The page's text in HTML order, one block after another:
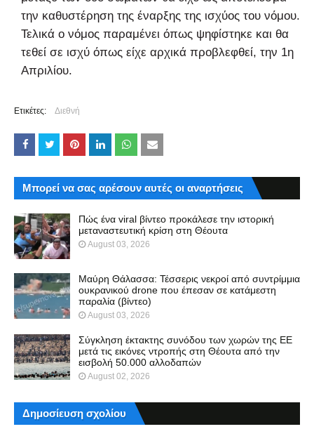
την καθυστέρηση της έναρξης της ισχύος του νόμου.
Τελικά ο νόμος παραμένει όπως ψηφίστηκε και θα
τεθεί σε ισχύ όπως είχε αρχικά προβλεφθεί, την 1η
Απριλίου.
Ετικέτες: Διεθνή
Μπορεί να σας αρέσουν αυτές οι αναρτήσεις
Πώς ένα viral βίντεο προκάλεσε την ιστορική
μεταναστευτική κρίση στη Θέουτα
August 03, 2026
Μαύρη Θάλασσα: Τέσσερις νεκροί από συντρίμμια
ουκρανικού drone που έπεσαν σε κατάμεστη
παραλία (βίντεο)
August 03, 2026
Σύγκληση έκτακτης συνόδου των χωρών της ΕΕ
μετά τις εικόνες ντροπής στη Θέουτα από την
εισβολή 50.000 αλλοδαπών
August 02, 2026
Δημοσίευση σχολίου